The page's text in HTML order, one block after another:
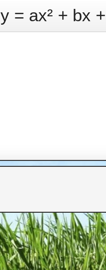
y = ax² + bx